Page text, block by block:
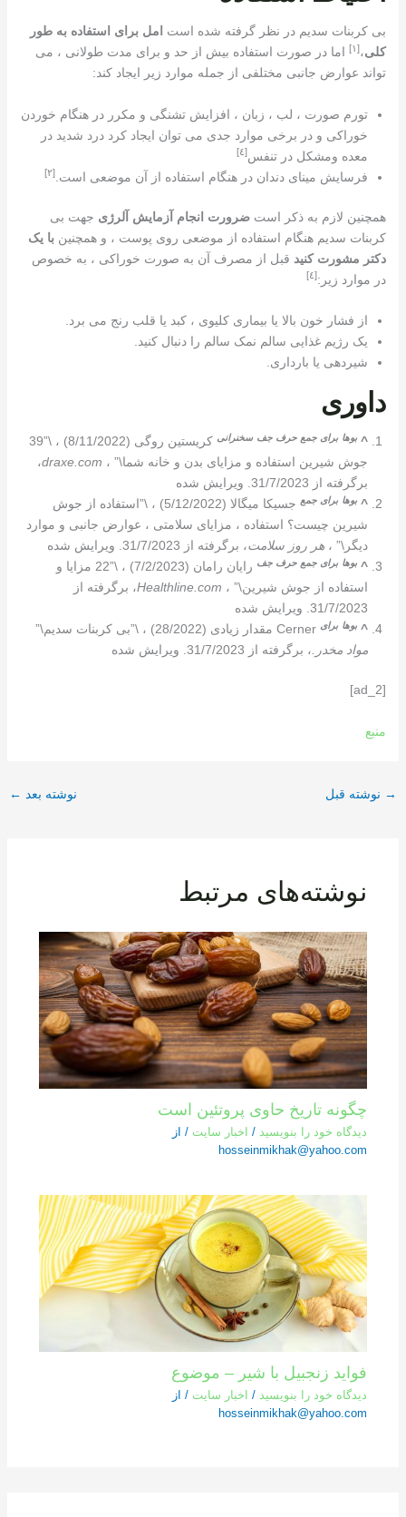
بی کربنات سدیم در نظر گرفته شده است
امل برای استفاده به طور
کلی،[١]
اما در صورت استفاده بیش از حد و برای مدت طولانی ، می
تواند عوارض جانبی مختلفی از جمله موارد زیر ایجاد کند:
تورم صورت ، لب ، زبان ، افزایش تشنگی و مکرر در هنگام خوردن
خوراکی و در برخی موارد جدی می توان ایجاد کرد درد شدید در
معده ومشکل در تنفس[٤]
فرسایش مینای دندان در هنگام استفاده از آن موضعی است. [٢]
همچنین لازم به ذکر است ضرورت انجام آزمایش آلرژی جهت بی
کربنات سدیم هنگام استفاده از موضعی روی پوست ، و همچنین با یک
دکتر مشورت کنید قبل از مصرف آن به صورت خوراکی ، به خصوص
در موارد زیر:[٤]
از فشار خون بالا یا بیماری کلیوی ، کبد یا قلب رنج می برد.
یک رژیم غذایی سالم نمک سالم را دنبال کنید.
شیردهی یا بارداری.
داوری
^ بوها برای جمع حرف جف سخنرانی
کریستین روگی (8/11/2022) ، \”39
جوش شیرین استفاده و مزایای بدن و خانه شما\” ، draxe.com،
برگرفته از 31/7/2023. ویرایش شده
^ بوها برای جمع
جسیکا میگالا (5/12/2022) ، \”استفاده از جوش
شیرین چیست؟ استفاده ، مزایای سلامتی ، عوارض جانبی و موارد
دیگر\” ، هر روز سلامت، برگرفته از 31/7/2023. ویرایش شده
^ بوها برای جمع حرف جف
رایان رامان (7/2/2023) ، \”22 مزایا و
استفاده از جوش شیرین\” ، Healthline.com، برگرفته از
31/7/2023. ویرایش شده
^ بوها برای Cerner مقدار زیادی (28/2022) ، \”بی کربنات سدیم\”
مواد مخدر. ، برگرفته از 31/7/2023. ویرایش شده
[ad_2]
منبع
→ نوشته قبل نوشته بعد ←
نوشته‌های مرتبط
چگونه تاریخ حاوی پروتئین است
دیدگاه‌ خود را بنویسید / اخبار سایت / از
hosseinmikhak@yahoo.com
فواید زنجبیل با شیر – موضوع
دیدگاه‌ خود را بنویسید / اخبار سایت / از
hosseinmikhak@yahoo.com